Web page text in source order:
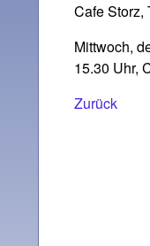
Cafe Storz,
Mittwoch,
15.30 Uhr,
Zurück